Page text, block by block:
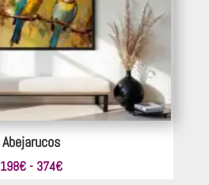
484€
Abejarucos
198€ - 374€Rango